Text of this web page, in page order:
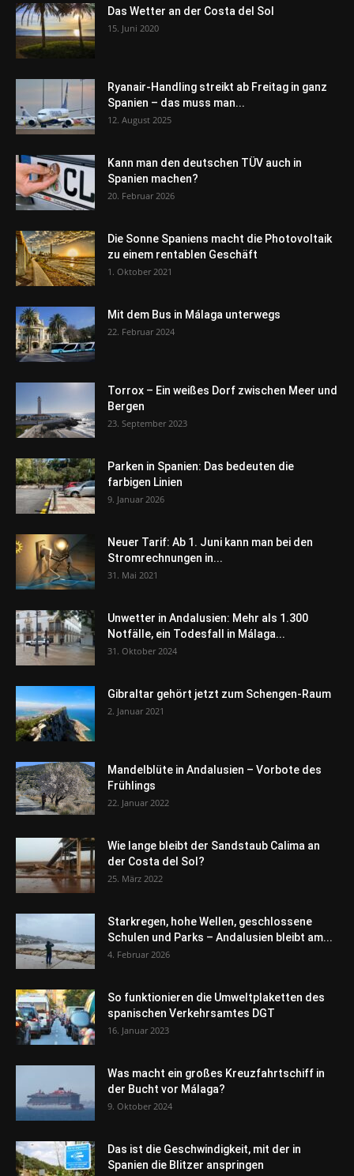
Das Wetter an der Costa del Sol
15. Juni 2020
Ryanair-Handling streikt ab Freitag in ganz
Spanien – das muss man...
12. August 2025
Kann man den deutschen TÜV auch in
Spanien machen?
20. Februar 2026
Die Sonne Spaniens macht die Photovoltaik
zu einem rentablen Geschäft
1. Oktober 2021
Mit dem Bus in Málaga unterwegs
22. Februar 2024
Torrox – Ein weißes Dorf zwischen Meer und
Bergen
23. September 2023
Parken in Spanien: Das bedeuten die
farbigen Linien
9. Januar 2026
Neuer Tarif: Ab 1. Juni kann man bei den
Stromrechnungen in...
31. Mai 2021
Unwetter in Andalusien: Mehr als 1.300
Notfälle, ein Todesfall in Málaga...
31. Oktober 2024
Gibraltar gehört jetzt zum Schengen-Raum
2. Januar 2021
Mandelblüte in Andalusien – Vorbote des
Frühlings
22. Januar 2022
Wie lange bleibt der Sandstaub Calima an
der Costa del Sol?
25. März 2022
Starkregen, hohe Wellen, geschlossene
Schulen und Parks – Andalusien bleibt am...
4. Februar 2026
So funktionieren die Umweltplaketten des
spanischen Verkehrsamtes DGT
16. Januar 2023
Was macht ein großes Kreuzfahrtschiff in
der Bucht vor Málaga?
9. Oktober 2024
Das ist die Geschwindigkeit, mit der in
Spanien die Blitzer anspringen